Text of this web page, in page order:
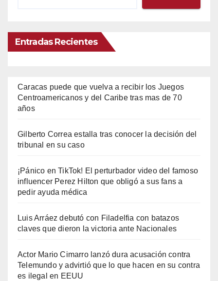
Entradas Recientes
Caracas puede que vuelva a recibir los Juegos
Centroamericanos y del Caribe tras mas de 70
años
Gilberto Correa estalla tras conocer la decisión del
tribunal en su caso
¡Pánico en TikTok! El perturbador video del famoso
influencer Perez Hilton que obligó a sus fans a
pedir ayuda médica
Luis Arráez debutó con Filadelfia con batazos
claves que dieron la victoria ante Nacionales
Actor Mario Cimarro lanzó dura acusación contra
Telemundo y advirtió que lo que hacen en su contra
es ilegal en EEUU